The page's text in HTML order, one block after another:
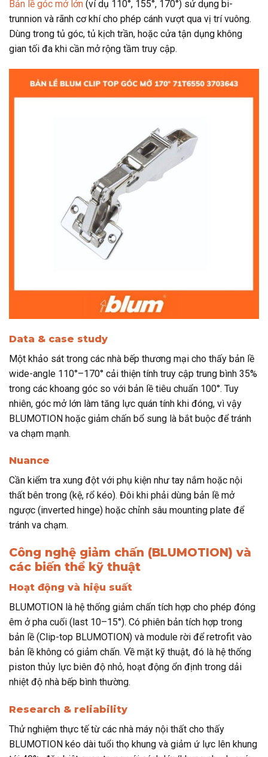
Bản lề góc mở lớn (ví dụ 110°, 155°, 170°) sử dụng bi-
trunnion và rãnh cơ khí cho phép cánh vượt qua vị trí vuông.
Dùng trong tủ góc, tủ kịch trần, hoặc cửa tận dụng không
gian tối đa khi cần mở rộng tầm truy cập.
Data & case study
Một khảo sát trong các nhà bếp thương mại cho thấy bản lề
wide-angle 110°–170° cải thiện tính truy cập trung bình 35%
trong các khoang góc so với bản lề tiêu chuẩn 100°. Tuy
nhiên, góc mở lớn làm tăng lực quán tính khi đóng, vì vậy
BLUMOTION hoặc giảm chấn bổ sung là bắt buộc để tránh
va chạm mạnh.
Nuance
Cần kiểm tra xung đột với phụ kiện như tay nắm hoặc nội
thất bên trong (kệ, rổ kéo). Đôi khi phải dùng bản lề mở
ngược (inverted hinge) hoặc chỉnh sâu mounting plate để
tránh va chạm.
Công nghệ giảm chấn (BLUMOTION) và
các biến thể kỹ thuật
Hoạt động và hiệu suất
BLUMOTION là hệ thống giảm chấn tích hợp cho phép đóng
êm ở pha cuối (last 10–15°). Có phiên bản tích hợp trong
bản lề (Clip-top BLUMOTION) và module rời để retrofit vào
bản lề không có giảm chấn. Về mặt kỹ thuật, đó là hệ thống
piston thủy lực biên độ nhỏ, hoạt động ổn định trong dải
nhiệt độ nhà bếp bình thường.
Research & reliability
Thử nghiệm thực tế từ các nhà máy nội thất cho thấy
BLUMOTION kéo dài tuổi thọ khung và giảm ứ lực lên khung